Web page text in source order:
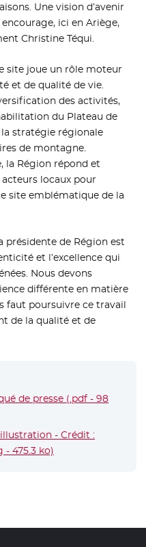
Une vision d’avenir
ici en Ariège,
Christine Téqui.
site joue un rôle moteur
et de qualité de vie.
des activités,
du Plateau de
stratégie régionale
de montagne.
la Région répond et
locaux pour
site emblématique de la
présidente de Région est
et l’excellence qui
Nous devons
différente en matière
faut poursuivre ce travail
de la qualité et de
de presse (.pdf - 98
- Crédit :
475.3 ko)